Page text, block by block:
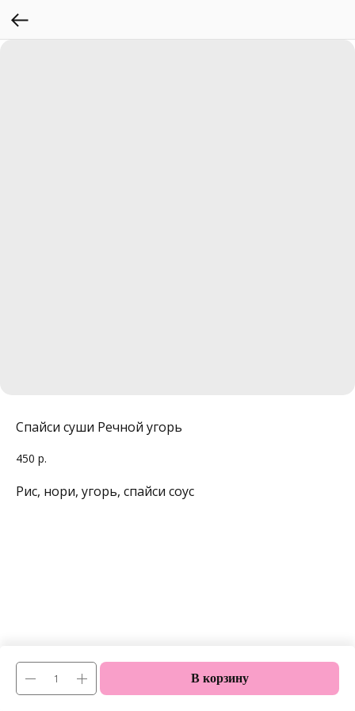
Спайси суши Речной угорь
450 р.
В корзину
Рис, нори, угорь, спайси соус